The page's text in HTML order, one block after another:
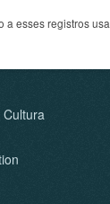
a esses registros